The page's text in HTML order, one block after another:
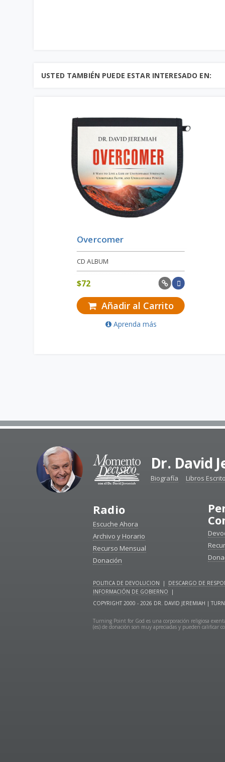
USTED TAMBIÉN PUEDE ESTAR INTERESADO EN:
Overcomer
CD ALBUM
$72
Añadir al Carrito
Aprenda más
Dr. David
Biografía Libros
Radio
Escuche Ahora
Archivo y Horario
Recurso Mensual
Donación
POLITICA DE DEVOLUCION | DESCARGO DE
INFORMACIÓN DE GOBIERNO |
COPYRIGHT 2000 - 2026 DR. DAVID JEREMIAH |
Turning Point for God es una corporación religiosa
(es) de donación son muy apreciadas y pueden calificar